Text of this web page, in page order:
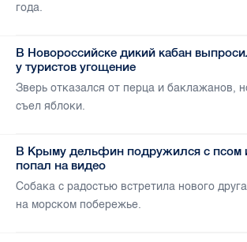
года.
В Новороссийске дикий кабан
у туристов угощение
Зверь отказался от перца и баклажанов,
съел яблоки.
В Крыму дельфин подружился с псом
попал на видео
Собака с радостью встретила нового друга
на морском побережье.